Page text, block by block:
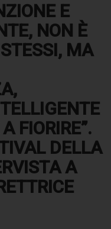
E
NON È
MA
FIORIRE”.
DELLA
A